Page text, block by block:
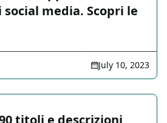
media. Scopri le
July 10, 2023